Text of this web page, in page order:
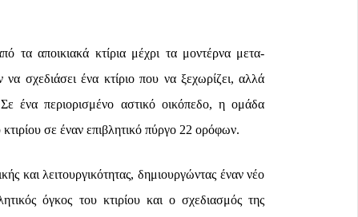
τα αποικιακά κτίρια μέχρι τα μοντέρνα μετα-
σχεδιάσει ένα κτίριο που να ξεχωρίζει, αλλά
ένα περιορισμένο αστικό οικόπεδο, η ομάδα
σε έναν επιβλητικό πύργο 22 ορόφων.
και λειτουργικότητας, δημιουργώντας έναν νέο
όγκος του κτιρίου και ο σχεδιασμός της